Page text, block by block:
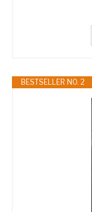
BESTSELLER NO. 2